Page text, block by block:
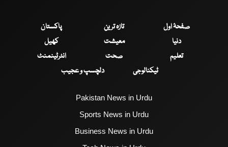
صفحۂ اول تازہ ترین
پاکستان
دنیا
معیشت
کھیل
تعلیم
صحت
انٹرٹینمنٹ
ٹیکنالوجی
دلچسپ و عجیب
Pakistan News in Urdu
Sports News in Urdu
Business News in Urdu